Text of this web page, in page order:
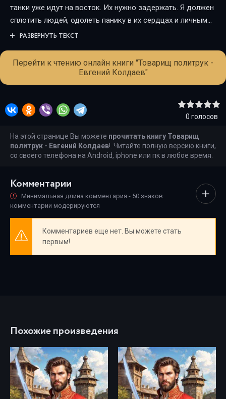
танки уже идут на восток. Их нужно задержать. Я должен
сплотить людей, одолеть панику в их сердцах и личным
примером повести за собой. Каждый выигранный день,
РАЗВЕРНУТЬ ТЕКСТ
Перейти к чтению онлайн книги "Товарищ политрук -
Евгений Колдаев"
0 голосов
На этой странице Вы можете прочитать книгу Товарищ
политрук - Евгений Колдаев!. Читайте полную версию книги,
со своего телефона на Android, iphone или пк в любое время.
Комментарии
Минимальная длина комментария - 50 знаков.
комментарии модерируются
Комментариев еще нет. Вы можете стать
первым!
Похожие произведения